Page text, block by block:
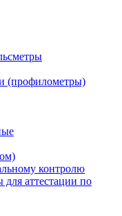
(профилометры)
контролю
аттестации по